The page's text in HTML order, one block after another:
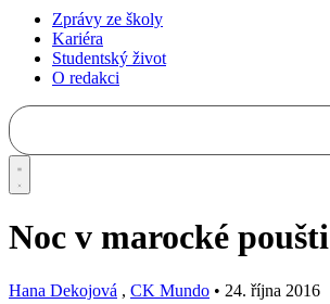
Zprávy ze školy
Kariéra
Studentský život
O redakci
Noc v marocké poušti
Hana Dekojová , CK Mundo • 24. října 2016